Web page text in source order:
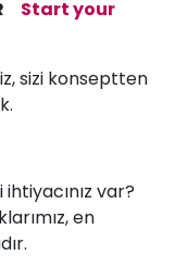
Start your
sizi konseptten
var?
en